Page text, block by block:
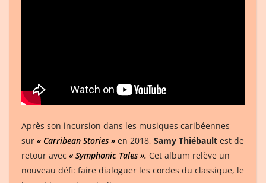
Après son incursion dans les musiques caribéennes
sur « Carribean Stories » en 2018, Samy Thiébault est de
retour avec « Symphonic Tales ». Cet album relève un
nouveau défi: faire dialoguer les cordes du classique, le